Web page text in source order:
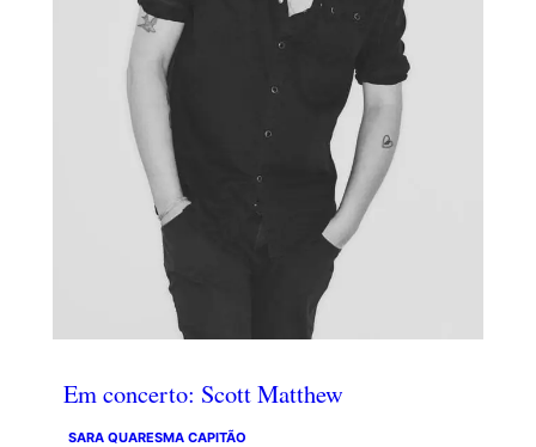
Em concerto: Scott Matthew
SARA QUARESMA CAPITÃO